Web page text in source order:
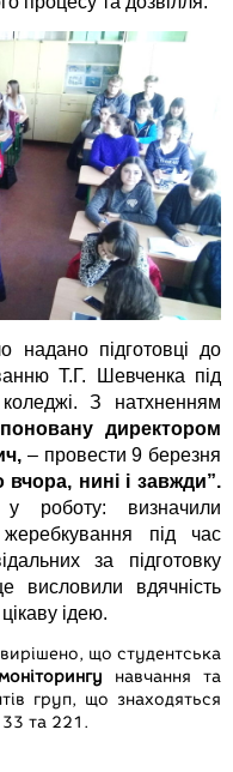
підготовці до
Т.Г. Шевченка під
З натхненням
директором
– провести 9 березня
нині і завжди”.
роботу: визначили
жеребкування під час
за підготовку
висловили вдячність
ідею.
що студентська
навчання та
груп, що знаходяться
та 221.